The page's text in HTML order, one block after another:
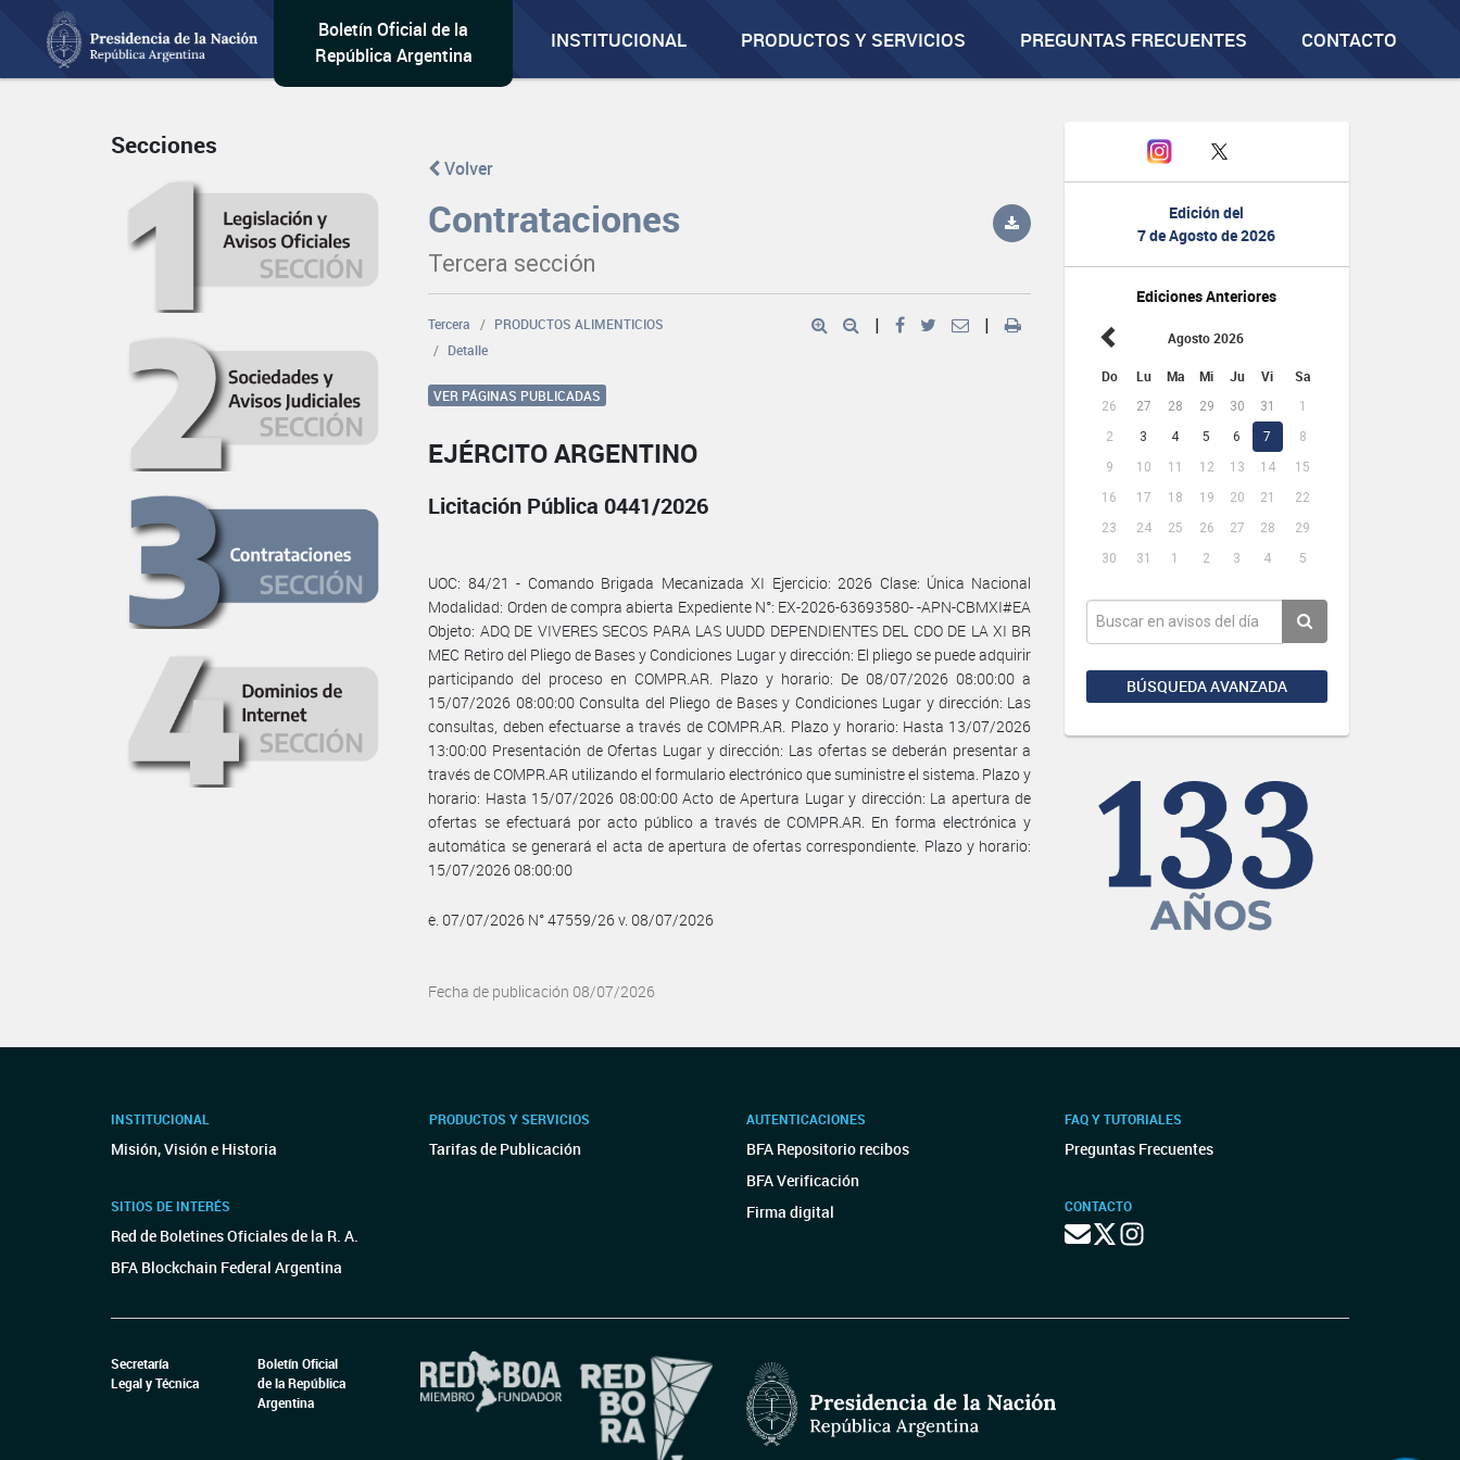
Boletín Oficial de la
República Argentina
INSTITUCIONAL PRODUCTOS Y SERVICIOS PREGUNTAS FRECUENTES CONTACTO
Edición del
7 de Agosto de 2026
Ediciones Anteriores
Agosto 2026
Do Lu Ma Mi Ju Vi Sa
26 27 28 29 30 31
1
2
3 4 5 6 7
8
9
10 11 12 13 14
15
16
17 18 19 20 21
22
23
24 25 26 27 28
29
30
31 1 2 3 4 5
BÚSQUEDA AVANZADA
Secciones
Volver
Contrataciones
Tercera sección
Tercera
PRODUCTOS ALIMENTICIOS
Detalle
| |
VER PÁGINAS PUBLICADAS
EJÉRCITO ARGENTINO
Licitación Pública 0441/2026
UOC: 84/21 - Comando Brigada Mecanizada XI Ejercicio: 2026 Clase: Única Nacional
Modalidad: Orden de compra abierta Expediente N°: EX-2026-63693580- -APN-CBMXI#EA
Objeto: ADQ DE VIVERES SECOS PARA LAS UUDD DEPENDIENTES DEL CDO DE LA XI BR
MEC Retiro del Pliego de Bases y Condiciones Lugar y dirección: El pliego se puede adquirir
participando del proceso en COMPR.AR. Plazo y horario: De 08/07/2026 08:00:00 a
15/07/2026 08:00:00 Consulta del Pliego de Bases y Condiciones Lugar y dirección: Las
consultas, deben efectuarse a través de COMPR.AR. Plazo y horario: Hasta 13/07/2026
13:00:00 Presentación de Ofertas Lugar y dirección: Las ofertas se deberán presentar a
través de COMPR.AR utilizando el formulario electrónico que suministre el sistema. Plazo y
horario: Hasta 15/07/2026 08:00:00 Acto de Apertura Lugar y dirección: La apertura de
ofertas se efectuará por acto público a través de COMPR.AR. En forma electrónica y
automática se generará el acta de apertura de ofertas correspondiente. Plazo y horario:
15/07/2026 08:00:00
e. 07/07/2026 N° 47559/26 v. 08/07/2026
Fecha de publicación 08/07/2026
INSTITUCIONAL
Misión, Visión e Historia
SITIOS DE INTERÉS
Red de Boletines Oficiales de la R. A.
BFA Blockchain Federal Argentina
PRODUCTOS Y SERVICIOS
Tarifas de Publicación
AUTENTICACIONES
BFA Repositorio recibos
BFA Verificación
Firma digital
FAQ Y TUTORIALES
Preguntas Frecuentes
CONTACTO
Secretaría
Legal y Técnica
Boletín Oficial
de la República
Argentina